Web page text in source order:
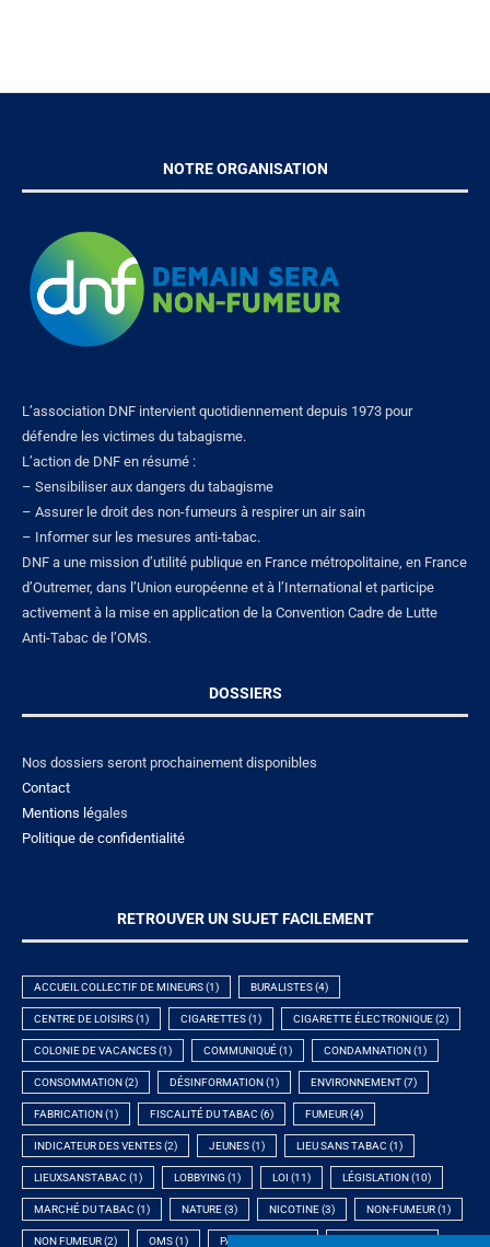
NOTRE ORGANISATION
L’association DNF intervient quotidiennement depuis 1973 pour
défendre les victimes du tabagisme.
L’action de DNF en résumé :
– Sensibiliser aux dangers du tabagisme
– Assurer le droit des non-fumeurs à respirer un air sain
– Informer sur les mesures anti-tabac.
DNF a une mission d’utilité publique en France métropolitaine, en France
d’Outremer, dans l’Union européenne et à l’International et participe
activement à la mise en application de la Convention Cadre de Lutte
Anti-Tabac de l’OMS.
DOSSIERS
Nos dossiers seront prochainement disponibles
Contact
Mentions légales
Politique de confidentialité
RETROUVER UN SUJET FACILEMENT
ACCUEIL COLLECTIF DE MINEURS(1) BURALISTES(4)
CENTRE DE LOISIRS(1) CIGARETTES(1) CIGARETTE ÉLECTRONIQUE(2)
COLONIE DE VACANCES(1) COMMUNIQUÉ(1) CONDAMNATION(1)
CONSOMMATION(2) DÉSINFORMATION(1) ENVIRONNEMENT(7)
FABRICATION(1) FISCALITÉ DU TABAC (6) FUMEUR(4)
INDICATEUR DES VENTES(2) JEUNES(1) LIEU SANS TABAC (1)
LIEUXSANSTABAC (1) LOBBYING (1) LOI (11) LÉGISLATION(10)
MARCHÉ DU TABAC (1) NATURE(3) NICOTINE(3) NON-FUMEUR(1)
NON FUMEUR(2) OMS(1) PARTENARIAT